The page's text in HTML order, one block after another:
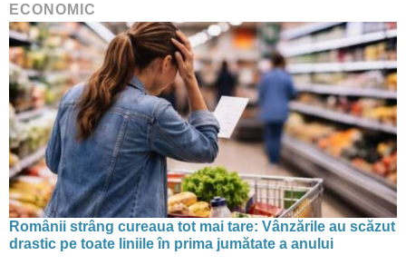
ECONOMIC
Românii strâng cureaua tot mai tare: Vânzările au scăzut
drastic pe toate liniile în prima jumătate a anului